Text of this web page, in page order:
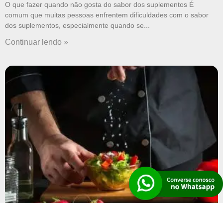
O que fazer quando não gosta do sabor dos suplementos É
comum que muitas pessoas enfrentem dificuldades com o sabor
dos suplementos, especialmente quando se
Continuar lendo »